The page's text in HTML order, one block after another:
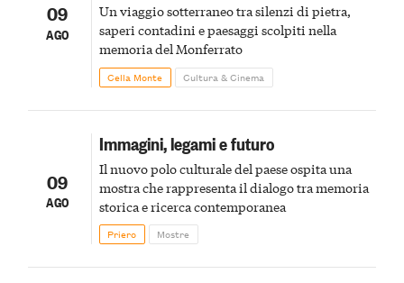
09
AGO
Un viaggio sotterraneo tra silenzi di pietra,
saperi contadini e paesaggi scolpiti nella
memoria del Monferrato
Cella Monte Cultura & Cinema
09
AGO
Immagini, legami e futuro
Il nuovo polo culturale del paese ospita una
mostra che rappresenta il dialogo tra memoria
storica e ricerca contemporanea
Priero Mostre